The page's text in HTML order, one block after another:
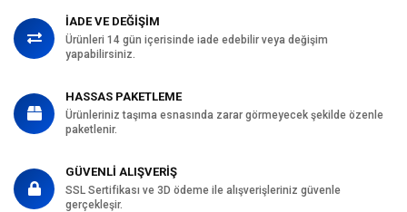
İADE VE DEĞİŞİM
Ürünleri 14 gün içerisinde iade edebilir veya değişim
yapabilirsiniz.
HASSAS PAKETLEME
Ürünleriniz taşıma esnasında zarar görmeyecek şekilde özenle
paketlenir.
GÜVENLİ ALIŞVERİŞ
SSL Sertifikası ve 3D ödeme ile alışverişleriniz güvenle
gerçekleşir.